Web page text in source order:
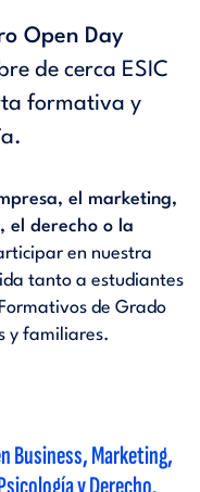
Open Day
de cerca ESIC
formativa y
el marketing,
el derecho o la
en nuestra
tanto a estudiantes
de Grado
y familiares.
Business, Marketing,
y Derecho.